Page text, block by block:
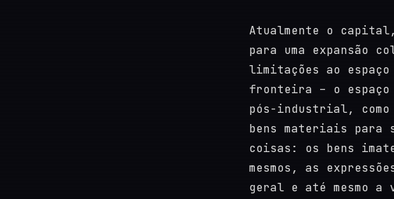
Atualmente o
para uma expansão
limitações ao
fronteira – o
pós-industrial, como
bens materiais para
coisas: os bens
mesmos, as
geral e até mesmo a